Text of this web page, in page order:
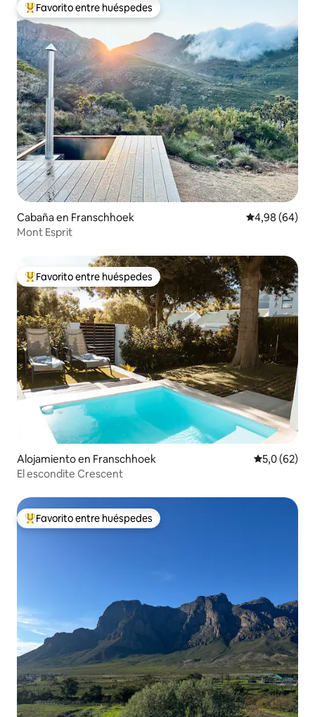
Favorito entre los huéspedes más destacados
Favorito entre huéspedes
Cabaña en Franschhoek Calificación
4,98 (64)
Mont Esprit
Favorito entre los huéspedes más destacados
Favorito entre huéspedes
Alojamiento en Franschhoek Calificación
5,0 (62)
El escondite Crescent
Favorito entre los huéspedes más destacados
Favorito entre huéspedes